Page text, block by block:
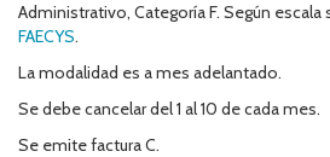
Administrativo, Categoría F. Según escala
FAECYS.
La modalidad es a mes adelantado.
Se debe cancelar del 1 al 10 de cada mes.
Se emite factura C.